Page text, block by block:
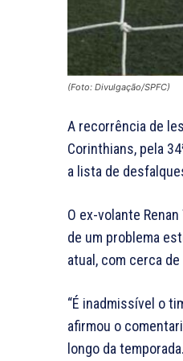
(Foto: Divulgação/SPFC)
A recorrência de
Corinthians, pela
a lista de
O ex-volante
de um problema
atual, com cerca
“É inadmissível o
afirmou o
longo da temporada.